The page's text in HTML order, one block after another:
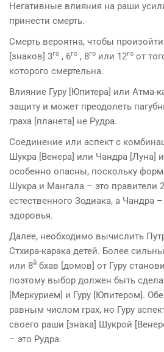
Негативные влияния на раши
принести смерть.
Смерть вероятна, чтобы
[знаков] 3го , 6го , 8го или 12го от
которого смертельна.
Влияние Гуру [Юпитера] или Атма-
защиту и может преодолеть
граха [планета] не Рудра.
Соединение или аспект c
Шукра [Венера] или Чандра [Луна]
особенно опасны, поскольку
Шукра и Мангала – это правители 2
естественного Зодиака, а Чандра
здоровья.
Далее, необходимо вычислить
Стхира-карака детей. Более
или 8й бхав [домов] от Гуру
поэтому выбор должен быть
[Меркурием] и Гуру [Юпитером].
равным числом грах, но Гуру
своего раши [знака] Шукрой
– это Рудра.